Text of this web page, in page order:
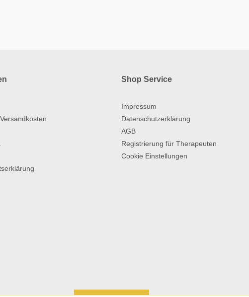
Shop Service
Impressum
Datenschutzerklärung
AGB
Registrierung für Therapeuten
Cookie Einstellungen